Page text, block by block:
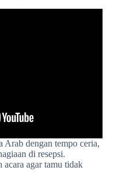
Arab dengan tempo ceria,
di resepsi.
acara agar tamu tidak